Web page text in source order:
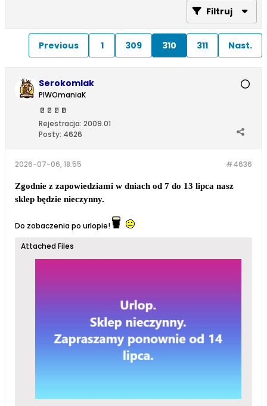
Filtruj
Previous 1 309 310 311 Nast.
Serokomlak
PIWOmaniaK
🥛 🥛 🥛 🥛
Rejestracja: 2009.01
Posty: 4626
#4636
2026-07-06, 18:55
Zgodnie z zapowiedziami w dniach od 7 do 13 lipca nasz
sklep będzie nieczynny.
Do zobaczenia po urlopie!
Attached Files